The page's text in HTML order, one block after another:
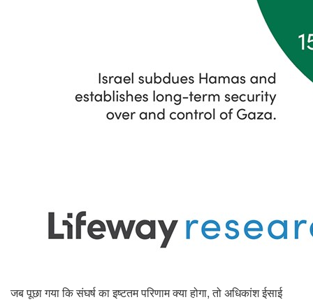
जब पूछा गया कि संघर्ष का इष्टतम परिणाम क्या होगा, तो अधिकांश ईसाई